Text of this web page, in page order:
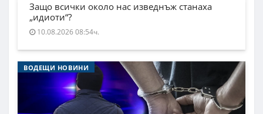
Защо всички около нас изведнъж станаха
„идиоти“?
10.08.2026 08:54ч.
ВОДЕЩИ НОВИНИ